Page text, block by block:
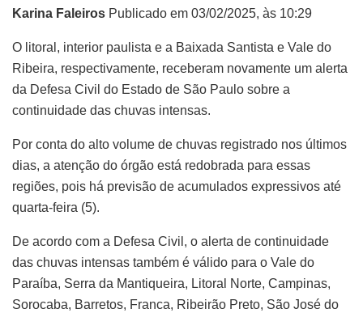
Karina Faleiros Publicado em 03/02/2025, às 10:29
O litoral, interior paulista e a Baixada Santista e Vale do
Ribeira, respectivamente, receberam novamente um alerta
da Defesa Civil do Estado de São Paulo sobre a
continuidade das chuvas intensas.
Por conta do alto volume de chuvas registrado nos últimos
dias, a atenção do órgão está redobrada para essas
regiões, pois há previsão de acumulados expressivos até
quarta-feira (5).
De acordo com a Defesa Civil, o alerta de continuidade
das chuvas intensas também é válido para o Vale do
Paraíba, Serra da Mantiqueira, Litoral Norte, Campinas,
Sorocaba, Barretos, Franca, Ribeirão Preto, São José do